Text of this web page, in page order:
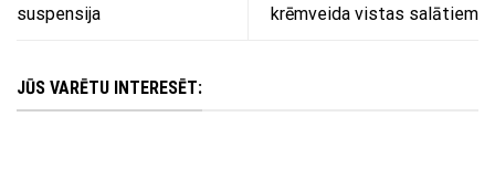
suspensija
krēmveida vistas salātiem
JŪS VARĒTU INTERESĒT: